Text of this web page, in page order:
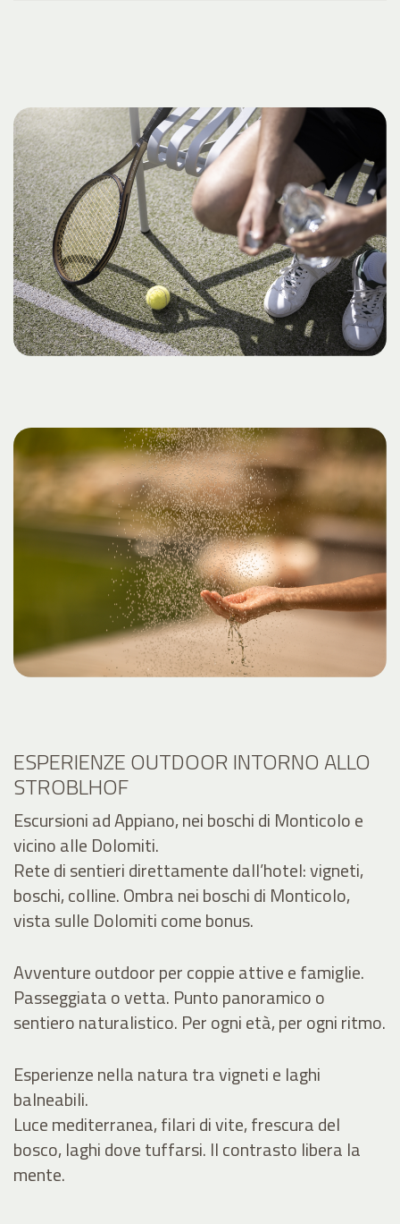
ESPERIENZE OUTDOOR INTORNO ALLO
STROBLHOF
Escursioni ad Appiano, nei boschi di Monticolo e
vicino alle Dolomiti.
Rete di sentieri direttamente dall’hotel: vigneti,
boschi, colline. Ombra nei boschi di Monticolo,
vista sulle Dolomiti come bonus.
Avventure outdoor per coppie attive e famiglie.
Passeggiata o vetta. Punto panoramico o
sentiero naturalistico. Per ogni età, per ogni ritmo.
Esperienze nella natura tra vigneti e laghi
balneabili.
Luce mediterranea, filari di vite, frescura del
bosco, laghi dove tuffarsi. Il contrasto libera la
mente.